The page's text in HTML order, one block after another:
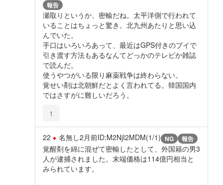
報告
瀬取りというか、密輸だね。太平洋側で行われて
いることはちょっと驚き。北九州あたりと思い込
んでいた。
手口はいろいろあって、最近はGPS付きのブイで
引き渡す方法もあるなんてどっかのテレビか雑誌
で読んだ。
使うやつがいる限り麻薬戦争は終わらない。
覚せい剤は北朝鮮だとよく言われてる。韓国国内
ではさすがに難しいだろう。
1
22 名無し2月前ID:M2NjI2MDM(1/1) NG 報告
覚醒剤を綿に混ぜて密輸したとして、外国籍の男3
人が逮捕されました。末端価格は114億円相当と
みられています。